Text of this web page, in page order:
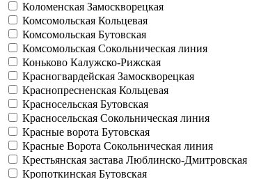
Коломенская Замоскворецкая
Комсомольская Кольцевая
Комсомольская Бутовская
Комсомольская Сокольническая линия
Коньково Калужско-Рижская
Красногвардейская Замоскворецкая
Краснопресненская Кольцевая
Красносельская Бутовская
Красносельская Сокольническая линия
Красные ворота Бутовская
Красные Ворота Сокольническая линия
Крестьянская застава Люблинско-Дмитровская
Кропоткинская Бутовская